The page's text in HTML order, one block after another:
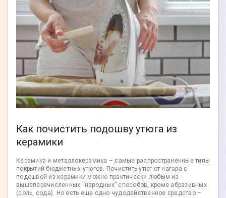
Как почистить подошву утюга из
керамики
Керамика и металлокерамика – самые распространенные типы
покрытий бюджетных утюгов. Почистить утюг от нагара с
подошвой из керамики можно практически любым из
вышеперечисленных “народных” способов, кроме абразивных
(соль, сода). Но есть еще одно чудодейственное средство –